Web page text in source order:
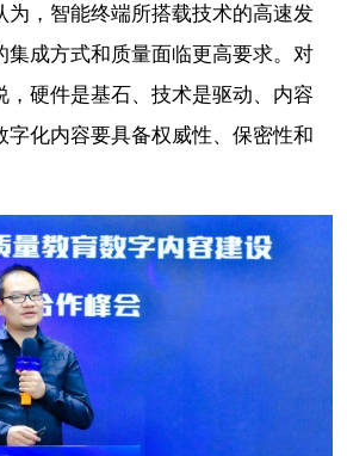
为，智能终端所搭载技术的高速发
集成方式和质量面临更高要求。对
，硬件是基石、技术是驱动、内容
字化内容要具备权威性、保密性和